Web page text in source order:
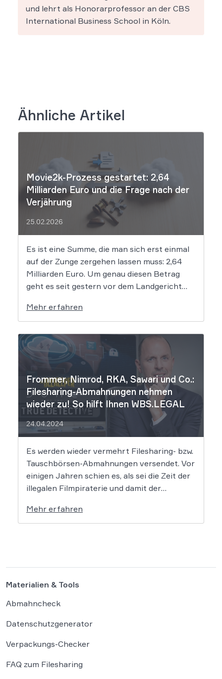
und lehrt als Honorarprofessor an der CBS
International Business School in Köln.
Ähnliche Artikel
Movie2k-Prozess gestartet: 2,64
Milliarden Euro und die Frage nach der
Verjährung
25.02.2026
Es ist eine Summe, die man sich erst einmal
auf der Zunge zergehen lassen muss: 2,64
Milliarden Euro. Um genau diesen Betrag
geht es seit gestern vor dem Landgericht
mutmaßlichen Hintermänner von
„Movie2k.to“ begonnen. Das war in den
frühen 2010er Jahren eine […]
Mehr erfahren
Frommer, Nimrod, RKA, Sawari und Co.:
Filesharing-Abmahnungen nehmen
wieder zu! So hilft Ihnen WBS.LEGAL
24.04.2024
Es werden wieder vermehrt Filesharing- bzw.
Tauschbörsen-Abmahnungen versendet. Vor
einigen Jahren schien es, als sei die Zeit der
illegalen Filmpiraterie und damit der
ist nicht so. Vor allem die bekannte Kanzlei
Frommer.Legal sowie einige weitere
Mehr erfahren
Materialien & Tools
Abmahncheck
Datenschutzgenerator
Verpackungs-Checker
FAQ zum Filesharing